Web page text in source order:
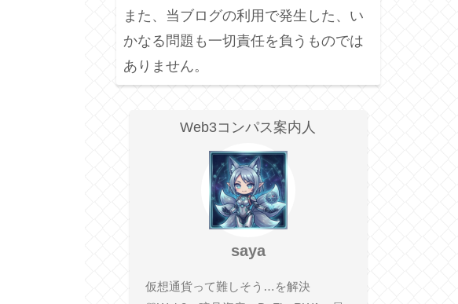
また、当ブログの利用で発生した、い
かなる問題も一切責任を負うものでは
ありません。
Web3コンパス案内人
saya
仮想通貨って難しそう…を解決